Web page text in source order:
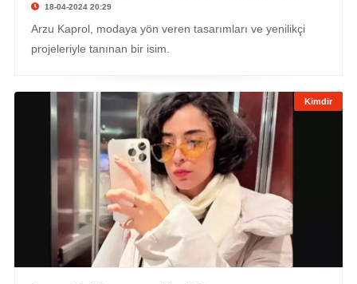
18-04-2024 20:29
Arzu Kaprol, modaya yön veren tasarımları ve yenilikçi
projeleriyle tanınan bir isim.
Kimdir